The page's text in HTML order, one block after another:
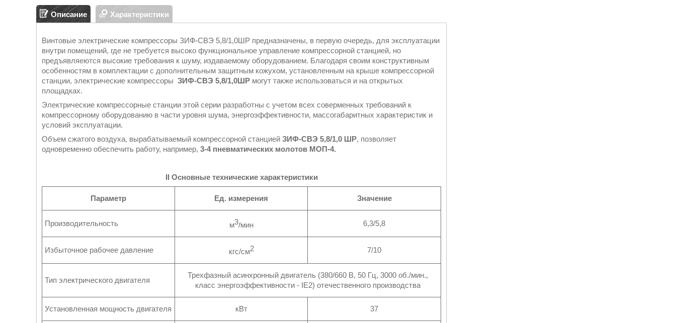
Описание Характеристики
Винтовые электрические компрессоры ЗИФ-СВЭ 5,8/1,0ШР предназначены, в первую очередь, для эксплуатации
внутри помещений, где не требуется высоко функциональное управление компрессорной станцией, но
предъявляеются высокие требования к шуму, издаваемому оборудованием. Благодаря своим конструктивным
особенностям в комплектации с дополнительным защитным кожухом, установленным на крыше компрессорной
станции, электрические компрессоры ЗИФ-СВЭ 5,8/1,0ШР могут также использоваться и на открытых
площадках.
Электрические компрессорные станции этой серии разработны с учетом всех соверменных требований к
компрессорному оборудованию в части уровня шума, энергоэффективности, массогабаритных характеристик и
условий эксплуатации.
Объем сжатого воздуха, вырабатываемый компрессорной станцией ЗИФ-СВЭ 5,8/1,0 ШР, позволяет
одновременно обеспечить работу, например, 3-4 пневматических молотов МОП-4.
II Основные технические характеристики
Параметр Ед. измерения Значение
Производительность м3/мин 6,3/5,8
Избыточное рабочее давление кгс/см2 7/10
Тип электрического двигателя
Трехфазный асинхронный двигатель (380/660 В, 50 Гц, 3000 об./мин.,
класс энергоэффективности - IE2) отечественного производства
Установленная мощность двигателя кВт 37